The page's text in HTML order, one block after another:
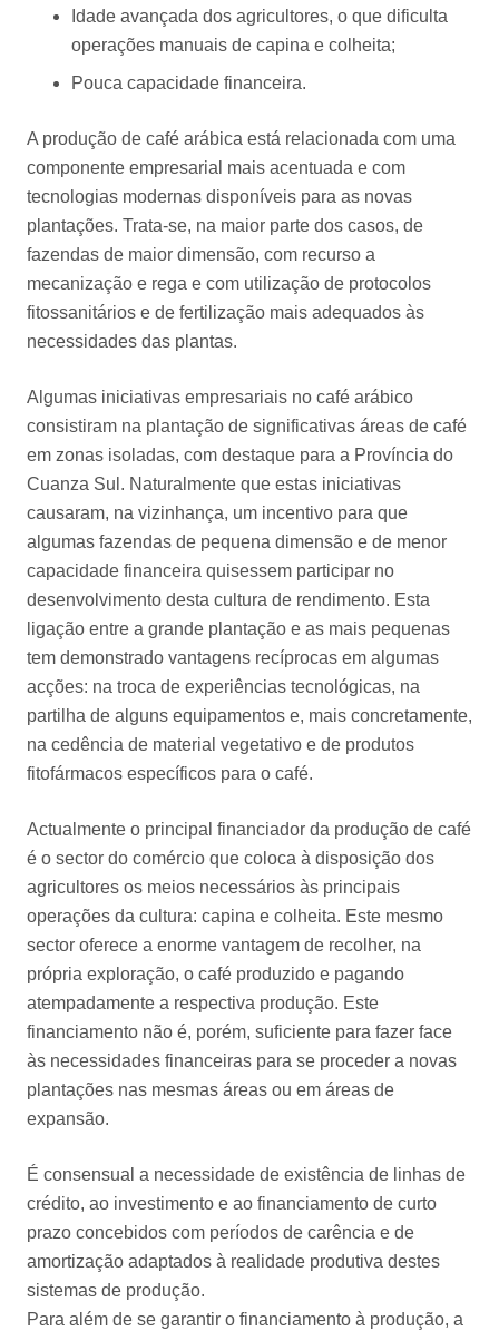
Idade avançada dos agricultores, o que dificulta
operações manuais de capina e colheita;
Pouca capacidade financeira.
A produção de café arábica está relacionada com uma
componente empresarial mais acentuada e com
tecnologias modernas disponíveis para as novas
plantações. Trata-se, na maior parte dos casos, de
fazendas de maior dimensão, com recurso a
mecanização e rega e com utilização de protocolos
fitossanitários e de fertilização mais adequados às
necessidades das plantas.
Algumas iniciativas empresariais no café arábico
consistiram na plantação de significativas áreas de café
em zonas isoladas, com destaque para a Província do
Cuanza Sul. Naturalmente que estas iniciativas
causaram, na vizinhança, um incentivo para que
algumas fazendas de pequena dimensão e de menor
capacidade financeira quisessem participar no
desenvolvimento desta cultura de rendimento. Esta
ligação entre a grande plantação e as mais pequenas
tem demonstrado vantagens recíprocas em algumas
acções: na troca de experiências tecnológicas, na
partilha de alguns equipamentos e, mais concretamente,
na cedência de material vegetativo e de produtos
fitofármacos específicos para o café.
Actualmente o principal financiador da produção de café
é o sector do comércio que coloca à disposição dos
agricultores os meios necessários às principais
operações da cultura: capina e colheita. Este mesmo
sector oferece a enorme vantagem de recolher, na
própria exploração, o café produzido e pagando
atempadamente a respectiva produção. Este
financiamento não é, porém, suficiente para fazer face
às necessidades financeiras para se proceder a novas
plantações nas mesmas áreas ou em áreas de
expansão.
É consensual a necessidade de existência de linhas de
crédito, ao investimento e ao financiamento de curto
prazo concebidos com períodos de carência e de
amortização adaptados à realidade produtiva destes
sistemas de produção.
Para além de se garantir o financiamento à produção, a